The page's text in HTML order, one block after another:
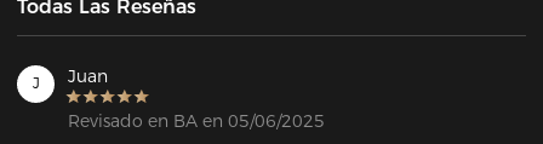
Todas Las Reseñas
J Juan
Revisado en BA en 05/06/2025